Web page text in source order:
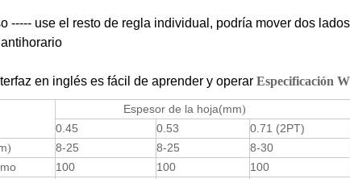
----- use el resto de regla individual, podría mover dos
en inglés es fácil de aprender y operar Especificación
Espesor de la hoja(mm)
0.45 0.53 0.71 (2PT)
) 8-25 8-25 8-30
100 100 100